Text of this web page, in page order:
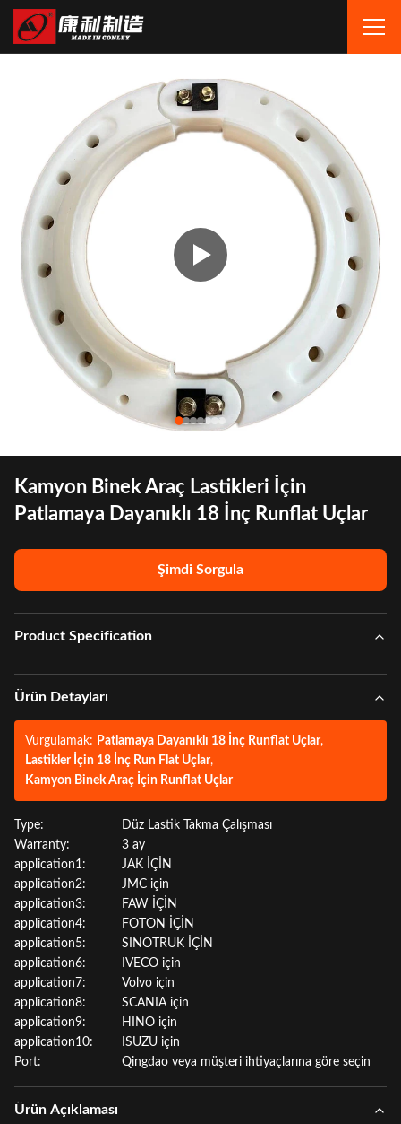
Kamyon Binek Araç Lastikleri İçin
Patlamaya Dayanıklı 18 İnç Runflat Uçlar
Şimdi Sorgula
Product Specification
Ürün Detayları
Vurgulamak: Patlamaya Dayanıklı 18 İnç Runflat Uçlar,
Lastikler İçin 18 İnç Run Flat Uçlar,
Kamyon Binek Araç İçin Runflat Uçlar
Type:
Düz Lastik Takma Çalışması
Warranty:
3 ay
application1:
JAK İÇİN
application2:
JMC için
application3:
FAW İÇİN
application4:
FOTON İÇİN
application5:
SINOTRUK İÇİN
application6:
IVECO için
application7:
Volvo için
application8:
SCANIA için
application9:
HINO için
application10:
ISUZU için
Port:
Qingdao veya müşteri ihtiyaçlarına göre seçin
Ürün Açıklaması